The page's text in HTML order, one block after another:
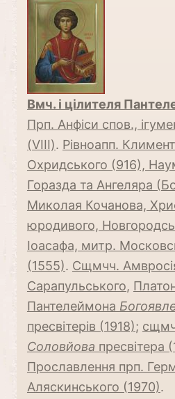
Вмч. і цілителя
Прп. Анфіси спов.,
(VIII). Рівноапп.
Охридського (916),
Горазда та Ангеляра
Миколая Кочанова,
юродивого,
Іоасафа, митр.
(1555). Сщмчч.
Сарапульського,
Пантелеймона
пресвітерів (1918);
Соловйова пресвітера
Прославлення прп.
Аляскинського (1970).